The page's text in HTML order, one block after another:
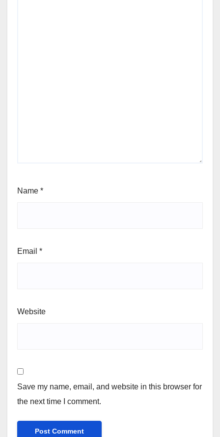
Name *
Email *
Website
Save my name, email, and website in this browser for
the next time I comment.